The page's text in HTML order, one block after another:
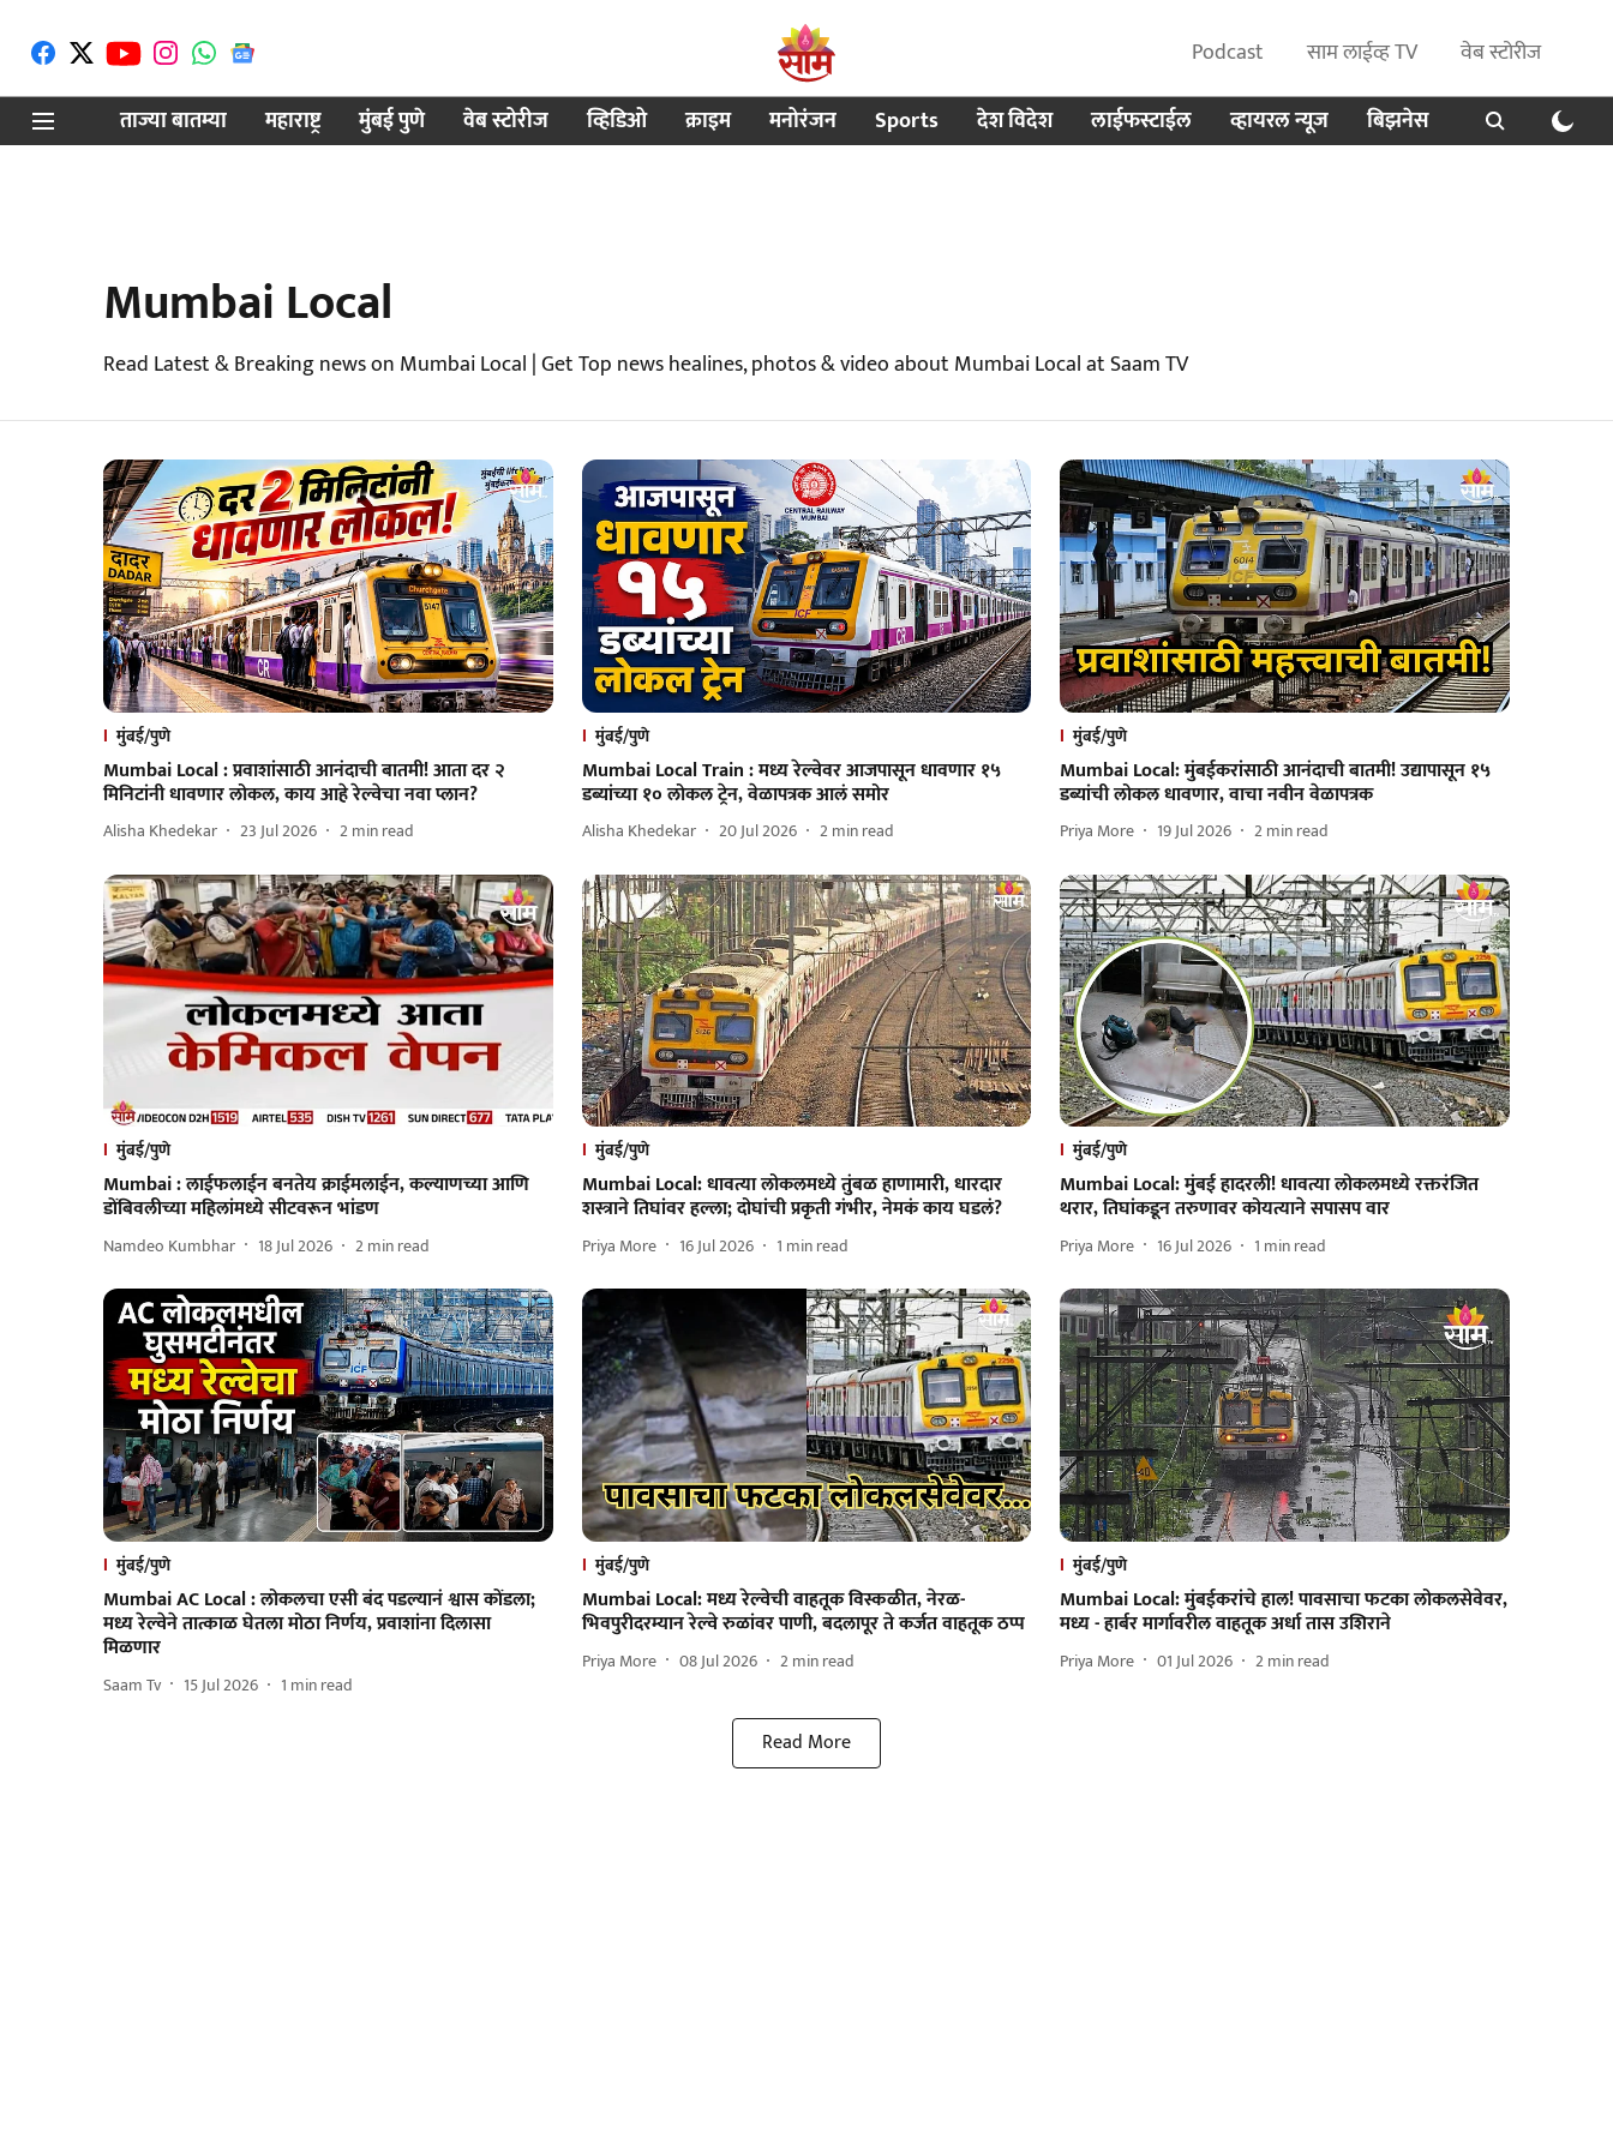
Podcast साम लाईव्ह TV
वेब स्टोरीज
ताज्या बातम्या
महाराष्ट्र मुंबई पुणे वेब स्टोरीज व्हिडिओ क्राइम मनोरंजन Sports देश विदेश लाईफस्टाईल व्हायरल न्यूज बिझनेस
Mumbai Local
Read Latest & Breaking news on Mumbai Local | Get Top news healines, photos & video about Mumbai Local at Saam TV
मुंबई/पुणे
Mumbai Local : प्रवाशांसाठी आनंदाची बातमी! आता दर २
मिनिटांनी धावणार लोकल, काय आहे रेल्वेचा नवा प्लान?
Alisha Khedekar 23 Jul 2026 2min read
मुंबई/पुणे
Mumbai Local Train : मध्य रेल्वेवर आजपासून धावणार १५
डब्यांच्या १० लोकल ट्रेन, वेळापत्रक आलं समोर
Alisha Khedekar 20 Jul 2026 2min read
मुंबई/पुणे
Mumbai Local: मुंबईकरांसाठी आनंदाची बातमी! उद्यापासून १५
डब्यांची लोकल धावणार, वाचा नवीन वेळापत्रक
Priya More 19 Jul 2026 2min read
मुंबई/पुणे
Mumbai : लाईफलाईन बनतेय क्राईमलाईन, कल्याणच्या आणि
डोंबिवलीच्या महिलांमध्ये सीटवरून भांडण
Namdeo Kumbhar 18 Jul 2026 2min read
मुंबई/पुणे
Mumbai Local: धावत्या लोकलमध्ये तुंबळ हाणामारी, धारदार
शस्त्राने तिघांवर हल्ला; दोघांची प्रकृती गंभीर, नेमकं काय घडलं?
Priya More 16 Jul 2026 1 min read
मुंबई/पुणे
Mumbai Local: मुंबई हादरली! धावत्या लोकलमध्ये रक्तरंजित
थरार, तिघांकडून तरुणावर कोयत्याने सपासप वार
Priya More 16 Jul 2026 1 min read
मुंबई/पुणे
Mumbai AC Local : लोकलचा एसी बंद पडल्यानं श्वास कोंडला;
मध्य रेल्वेने तात्काळ घेतला मोठा निर्णय, प्रवाशांना दिलासा
मिळणार
Saam Tv 15 Jul 2026 1 min read
मुंबई/पुणे
Mumbai Local: मध्य रेल्वेची वाहतूक विस्कळीत, नेरळ-
भिवपुरीदरम्यान रेल्वे रुळांवर पाणी, बदलापूर ते कर्जत वाहतूक ठप्प
Priya More 08 Jul 2026 2min read
मुंबई/पुणे
Mumbai Local: मुंबईकरांचे हाल! पावसाचा फटका लोकलसेवेवर,
मध्य - हार्बर मार्गावरील वाहतूक अर्धा तास उशिराने
Priya More 01 Jul 2026 2min read
Read More